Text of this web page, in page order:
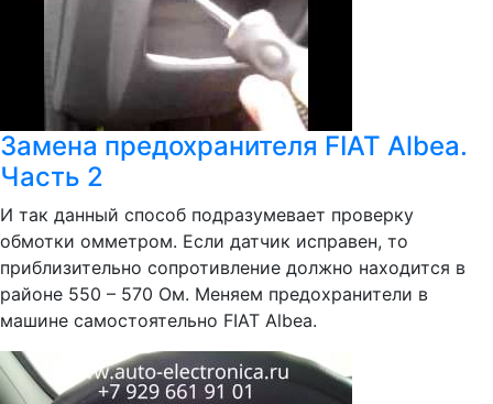
Замена предохранителя FIAT Albea.
Часть 2
И так данный способ подразумевает проверку
обмотки омметром. Если датчик исправен, то
приблизительно сопротивление должно находится в
районе 550 – 570 Ом. Меняем предохранители в
машине самостоятельно FIAT Albea.